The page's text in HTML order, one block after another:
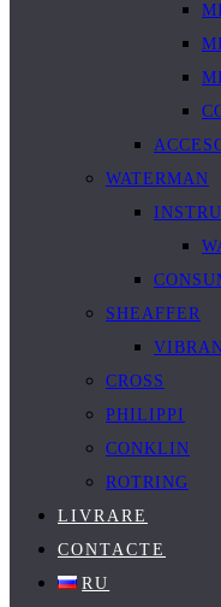
WATERMAN
SHEAFFER
CROSS
PHILIPPI
CONKLIN
ROTRING
LIVRARE
CONTACTE
RU